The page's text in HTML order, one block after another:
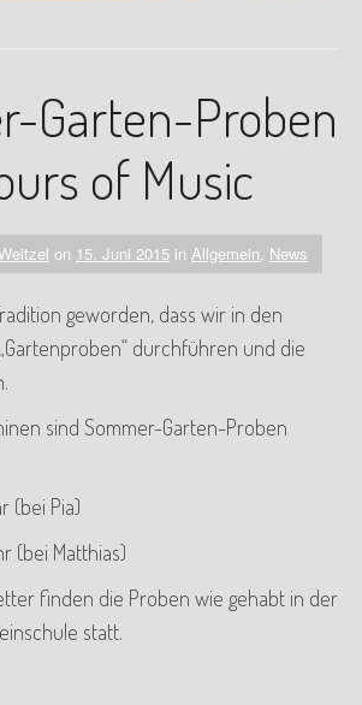
Garten-Proben
of Music
on 15. Juni 2015 in Allgemein, News
geworden, dass wir in den
durchführen und die
sind Sommer-Garten-Proben
(bei Pia)
(bei Matthias)
finden die Proben wie gehabt in der
statt.